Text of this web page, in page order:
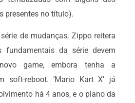
presentes no título).
de mudanças, Zippo reitera
fundamentais da série devem
game, embora tenha a
soft-reboot. ‘Mario Kart X’ já
há 4 anos, e o plano da